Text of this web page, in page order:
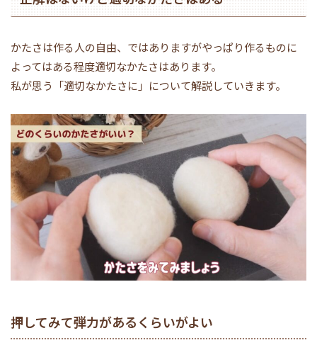
かたさは作る人の自由、ではありますがやっぱり作るものに
よってはある程度適切なかたさはあります。
私が思う「適切なかたさに」について解説していきます。
押してみて弾力があるくらいがよい